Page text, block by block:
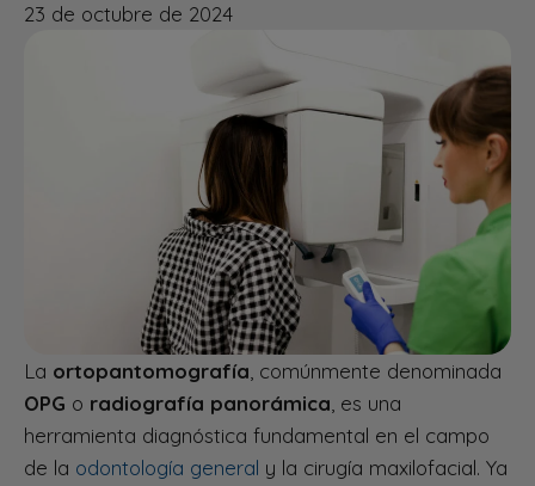
23 de octubre de 2024
La ortopantomografía , comúnmente denominada
OPG o radiografía panorámica , es una
herramienta diagnóstica fundamental en el campo
de la odontología general y la cirugía maxilofacial. Ya